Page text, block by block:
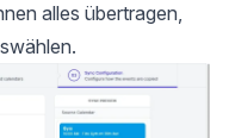
alles übertragen,